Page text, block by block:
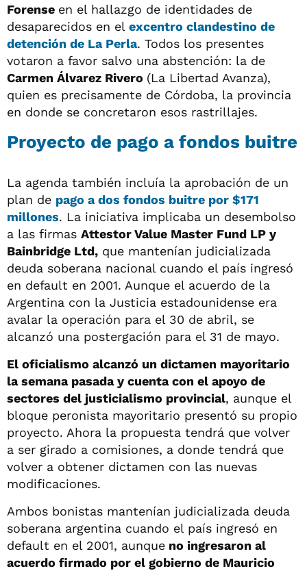
Forense en el hallazgo de identidades de
desaparecidos en el excentro clandestino de
detención de La Perla. Todos los presentes
votaron a favor salvo una abstención: la de
Carmen Álvarez Rivero (La Libertad Avanza),
quien es precisamente de Córdoba, la provincia
en donde se concretaron esos rastrillajes.
Proyecto de pago a fondos buitre
La agenda también incluía la aprobación de un
plan de pago a dos fondos buitre por $171
millones. La iniciativa implicaba un desembolso
a las firmas Attestor Value Master Fund LP y
Bainbridge Ltd, que mantenían judicializada
deuda soberana nacional cuando el país ingresó
en default en 2001. Aunque el acuerdo de la
Argentina con la Justicia estadounidense era
avalar la operación para el 30 de abril, se
alcanzó una postergación para el 31 de mayo.
El oficialismo alcanzó un dictamen mayoritario
la semana pasada y cuenta con el apoyo de
sectores del justicialismo provincial, aunque el
bloque peronista mayoritario presentó su propio
proyecto. Ahora la propuesta tendrá que volver
a ser girado a comisiones, a donde tendrá que
volver a obtener dictamen con las nuevas
modificaciones.
Ambos bonistas mantenían judicializada deuda
soberana argentina cuando el país ingresó en
default en el 2001, aunque no ingresaron al
acuerdo firmado por el gobierno de Mauricio